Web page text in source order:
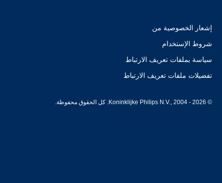
إشعار الخصوصية من
شروط الإستخدام
سياسة بملفات تعريف الارتباط
تفضيلات ملفات تعريف الارتباط
© Koninklijke Philips N.V., 2004 - 2026. كل الحقوق محفوظة.